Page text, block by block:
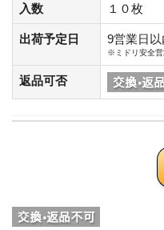
入数 １０枚
出荷予定日 9営業日
※ミドリ安全営
返品可否